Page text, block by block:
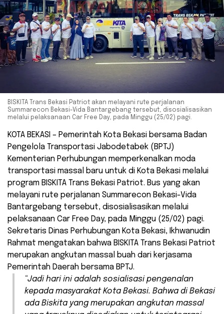
BISKITA Trans Bekasi Patriot akan melayani rute perjalanan
Summarecon Bekasi-Vida Bantargebang tersebut, disosialisasikan
melalui pelaksanaan Car Free Day, pada Minggu (25/02) pagi.
KOTA BEKASI – Pemerintah Kota Bekasi bersama Badan
Pengelola Transportasi Jabodetabek (BPTJ)
Kementerian Perhubungan memperkenalkan moda
transportasi massal baru untuk di Kota Bekasi melalui
program BISKITA Trans Bekasi Patriot. Bus yang akan
melayani rute perjalanan Summarecon Bekasi-Vida
Bantargebang tersebut, disosialisasikan melalui
pelaksanaan Car Free Day, pada Minggu (25/02) pagi.
Sekretaris Dinas Perhubungan Kota Bekasi, Ikhwanudin
Rahmat mengatakan bahwa BISKITA Trans Bekasi Patriot
merupakan angkutan massal buah dari kerjasama
Pemerintah Daerah bersama BPTJ.
“Jadi hari ini adalah sosialisasi pengenalan
kepada masyarakat Kota Bekasi. Bahwa di Bekasi
ada Biskita yang merupakan angkutan massal